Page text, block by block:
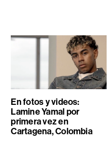
En fotos y videos:
Lamine Yamal por
primera vez en
Cartagena, Colombia